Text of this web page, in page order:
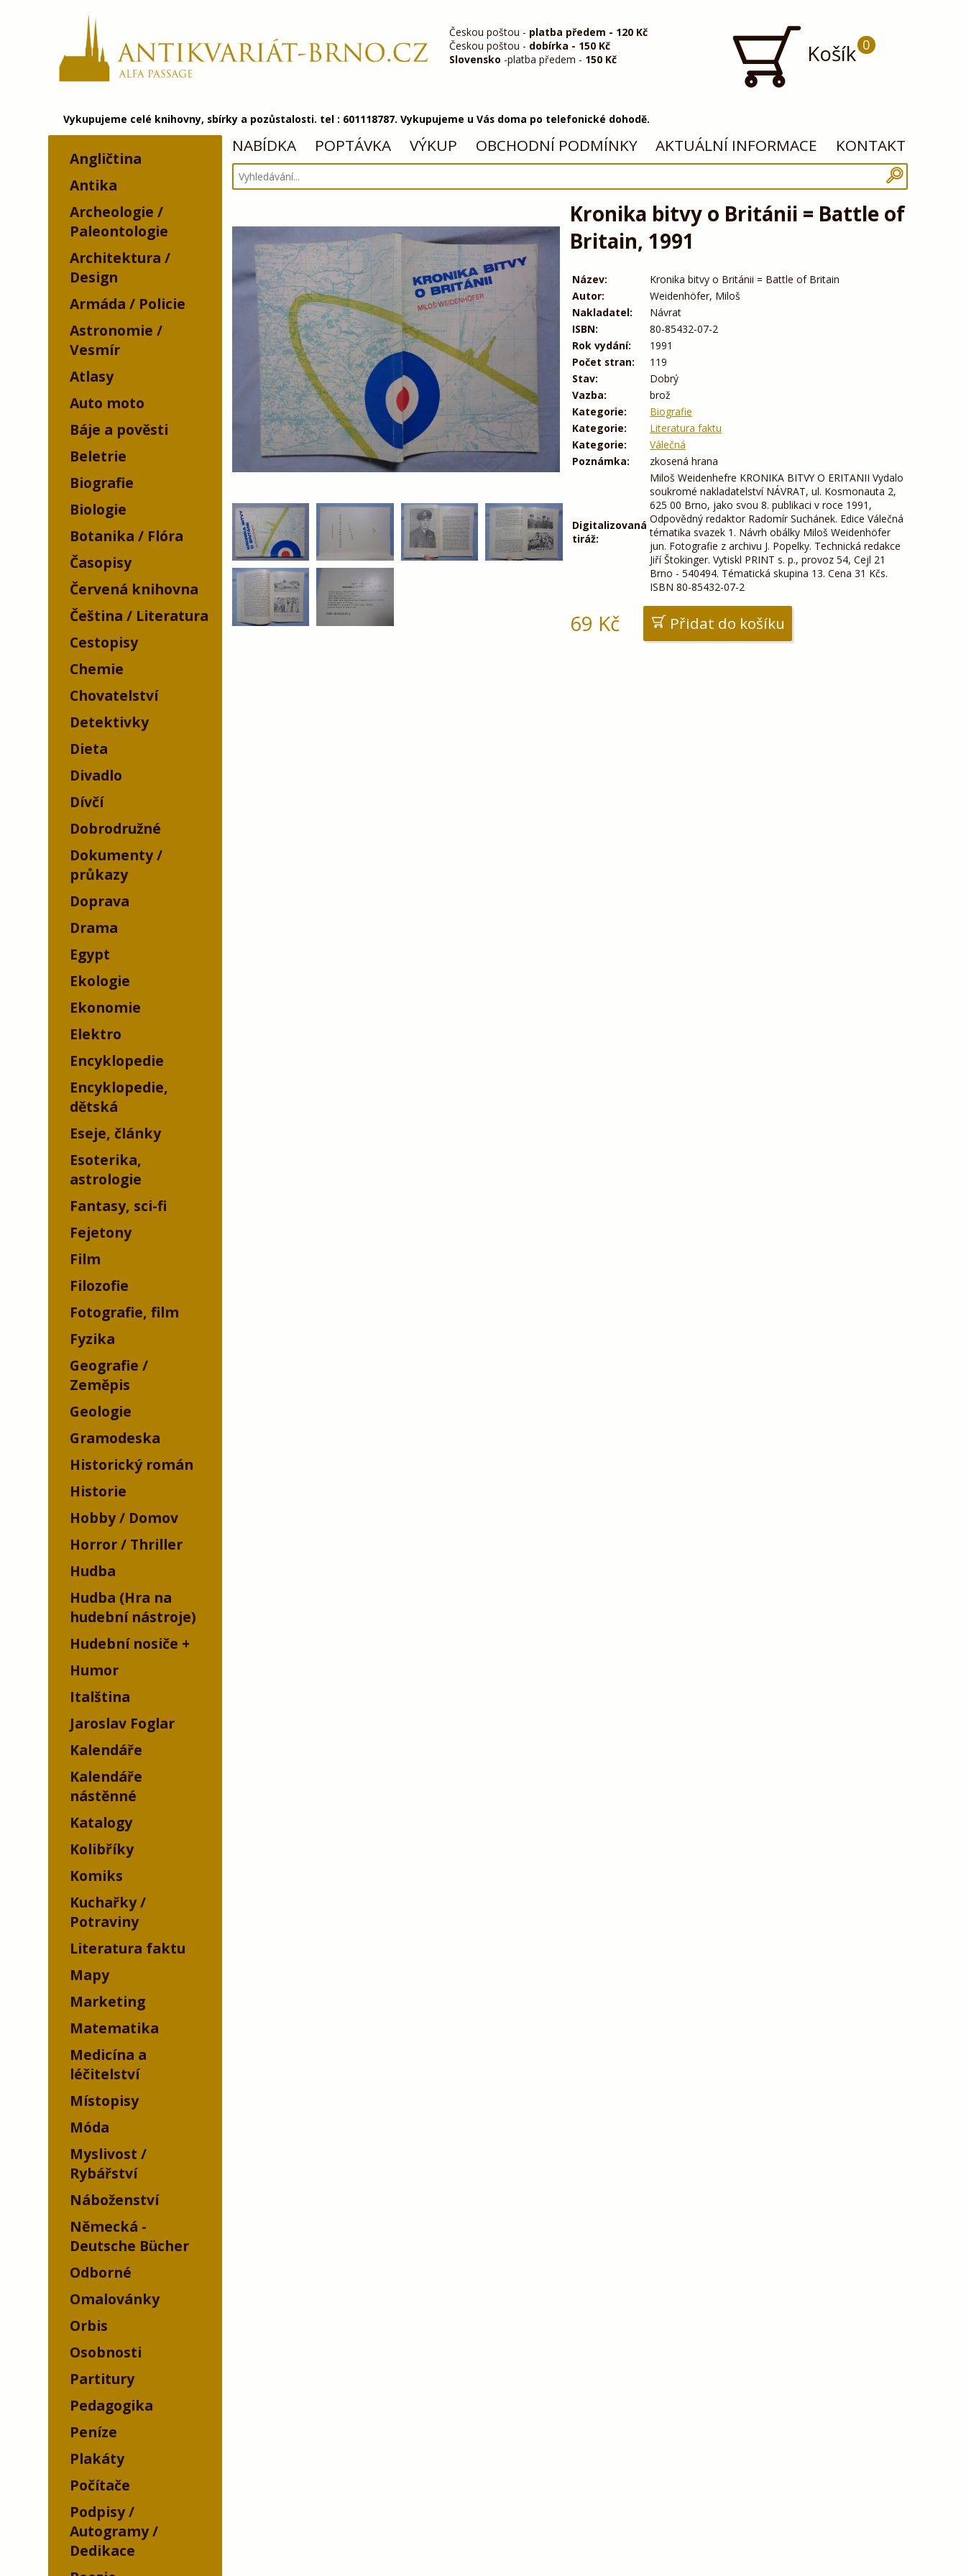
Českou poštou - platba předem - 120 Kč
Českou poštou - dobírka - 150 Kč
Slovensko -platba předem - 150 Kč Košík 0
Vykupujeme celé knihovny, sbírky a pozůstalosti. tel : 601118787. Vykupujeme u Vás doma po telefonické dohodě.
Angličtina
Antika
Archeologie /
Paleontologie
Architektura /
Design
Armáda / Policie
Astronomie /
Vesmír
Atlasy
Auto moto
Báje a pověsti
Beletrie
Biografie
Biologie
Botanika / Flóra
Časopisy
Červená knihovna
Čeština / Literatura
Cestopisy
Chemie
Chovatelství
Detektivky
Dieta
Divadlo
Dívčí
Dobrodružné
Dokumenty /
průkazy
Doprava
Drama
Egypt
Ekologie
Ekonomie
Elektro
Encyklopedie
Encyklopedie,
dětská
Eseje, články
Esoterika,
astrologie
Fantasy, sci-fi
Fejetony
Film
Filozofie
Fotografie, film
Fyzika
Geografie /
Zeměpis
Geologie
Gramodeska
Historický román
Historie
Hobby / Domov
Horror / Thriller
Hudba
Hudba (Hra na
hudební nástroje)
Hudební nosiče
Humor
Italština
Jaroslav Foglar
Kalendáře
Kalendáře
nástěnné
Katalogy
Kolibříky
Komiks
Kuchařky /
Potraviny
Literatura faktu
Mapy
Marketing
Matematika
Medicína a
léčitelství
Místopisy
Móda
Myslivost /
Rybářství
Náboženství
Německá -
Deutsche Bücher
Odborné
Omalovánky
Orbis
Osobnosti
Partitury
Pedagogika
Peníze
Plakáty
Počítače
Podpisy /
Autogramy /
Dedikace
NABÍDKA POPTÁVKA VÝKUP OBCHODNÍ PODMÍNKY AKTUÁLNÍ INFORMACE KONTAKT
Kronika bitvy o Británii = Battle of
Britain, 1991
Název:
Kronika bitvy o Británii = Battle of Britain
Autor:
Weidenhöfer, Miloš
Nakladatel:
Návrat
ISBN:
80-85432-07-2
Rok vydání:
1991
Počet stran:
119
Stav:
Dobrý
Vazba:
brož
Kategorie:
Biografie
Kategorie:
Literatura faktu
Kategorie:
Válečná
Poznámka:
zkosená hrana
Digitalizovaná
tiráž:
Miloš Weidenhefre KRONIKA BITVY O ERITANII Vydalo
soukromé nakladatelství NÁVRAT, ul. Kosmonauta 2,
625 00 Brno, jako svou 8. publikaci v roce 1991,
Odpovědný redaktor Radomír Suchánek. Edice Válečná
tématika svazek 1. Návrh obálky Miloš Weidenhöfer
jun. Fotografie z archivu J. Popelky. Technická redakce
Jiří Štokinger. Vytiskl PRINT s. p., provoz 54, Cejl 21
Brno - 540494. Tématická skupina 13. Cena 31 Kčs.
ISBN 80-85432-07-2
69 Kč Přidat do košíku